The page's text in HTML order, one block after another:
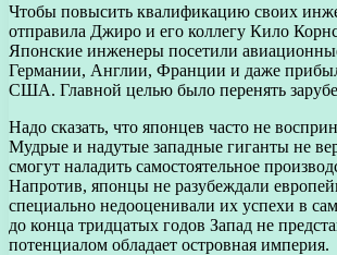
Чтобы повысить квалификацию своих
отправила Джиро и его коллегу Кило
Японские инженеры посетили
Германии, Англии, Франции и даже
США. Главной целью было перенять
Надо сказать, что японцев часто не
Мудрые и надутые западные гиганты не
смогут наладить самостоятельное
Напротив, японцы не разубеждали
специально недооценивали их успехи в
до конца тридцатых годов Запад не
потенциалом обладает островная империя.